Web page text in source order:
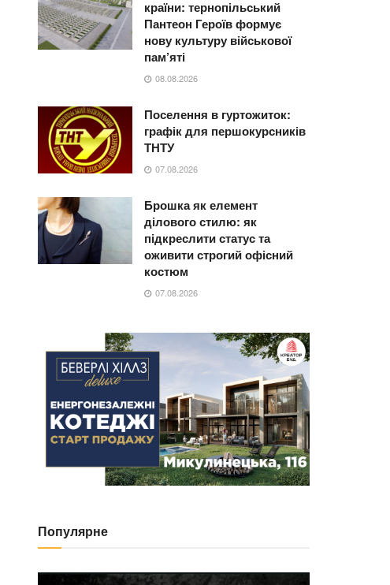
країни: тернопільський
Пантеон Героїв формує
нову культуру військової
пам’яті
08.08.2026
Поселення в гуртожиток:
графік для першокурсників
ТНТУ
07.08.2026
Брошка як елемент
ділового стилю: як
підкреслити статус та
оживити строгий офісний
костюм
07.08.2026
Популярне